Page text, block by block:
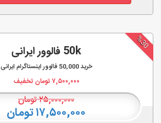
%30
50k فالوور ایرانی
خرید50,000فالوور اینستاگرام ایرانی
۷,۵۰۰,۰۰۰تومان تخفیف
۲۵,۰۰۰,۰۰۰تومان
۱۷,۵۰۰,۰۰۰ تومان